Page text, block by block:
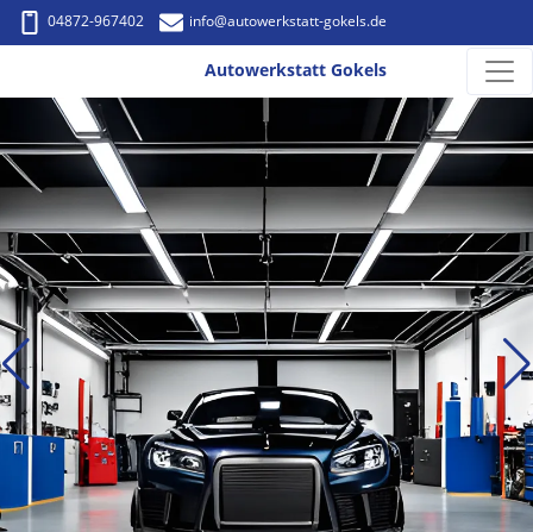
04872-967402 info@autowerkstatt-gokels.de
Autowerkstatt Gokels